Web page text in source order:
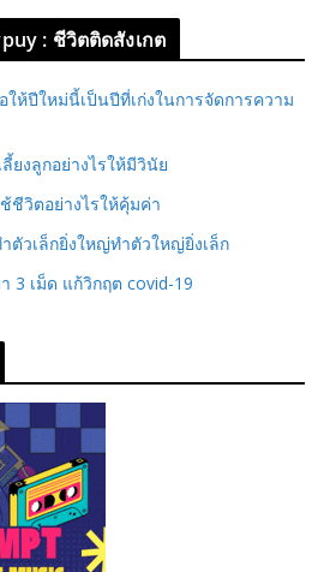
: ชีวิตติดสังเกต
ห้ปีใหม่นี้เป็นปีที่เก่งในการจัดการความ
ยงลูกอย่างไรให้มีวินัย
ชีวิตอย่างไรให้คุ้มค่า
ตัวเล็กยิ่งใหญ่ทำตัวใหญ่ยิ่งเล็ก
3 เม็ด แก้วิกฤต covid-19